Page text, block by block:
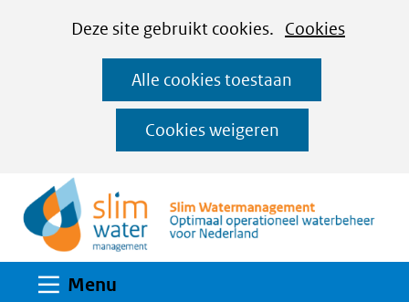
CookiesDeze site gebruikt cookies. Cookies
op
deze
website
worden
Alle cookies toestaan
Cookies weigeren
Ga
naar
de
inhoud
Menu